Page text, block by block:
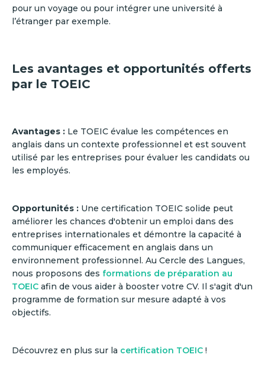
pour un voyage ou pour intégrer une université à
l’étranger par exemple.
Les avantages et opportunités offerts
par le TOEIC
Avantages : Le TOEIC évalue les compétences en
anglais dans un contexte professionnel et est souvent
utilisé par les entreprises pour évaluer les candidats ou
les employés.
Opportunités : Une certification TOEIC solide peut
améliorer les chances d'obtenir un emploi dans des
entreprises internationales et démontre la capacité à
communiquer efficacement en anglais dans un
environnement professionnel. Au Cercle des Langues,
nous proposons des formations de préparation au
TOEIC afin de vous aider à booster votre CV. Il s'agit d'un
programme de formation sur mesure adapté à vos
objectifs.
Découvrez en plus sur la certification TOEIC !